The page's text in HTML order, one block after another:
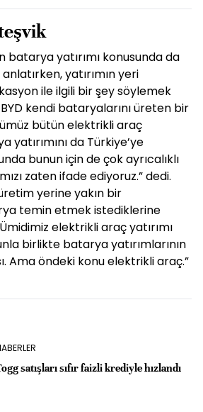
batarya yatırımı konusunda da
yatırımın yeri
ile ilgili bir şey söylemek
kendi bataryalarını üreten bir
bütün elektrikli araç
da Türkiye’ye
bunun için de çok ayrıcalıklı
zaten ifade ediyoruz.” dedi.
yerine yakın bir
temin etmek istediklerine
elektrikli araç yatırımı
birlikte batarya yatırımlarının
Ama öndeki konu elektrikli araç.”
satışları sıfır faizli krediyle hızlandı